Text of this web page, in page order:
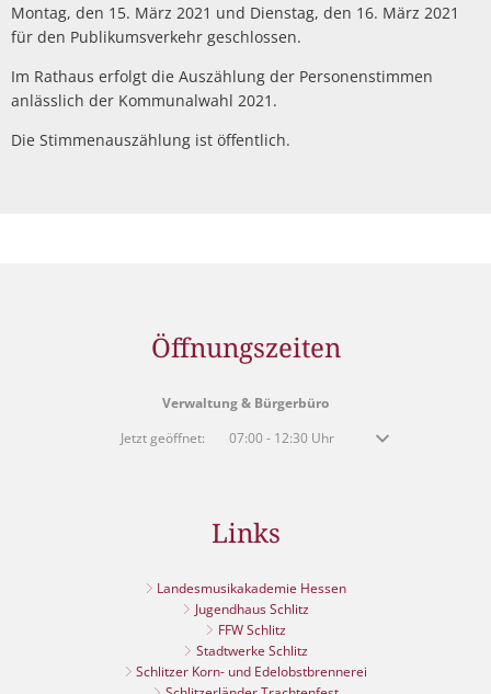
Montag, den 15. März 2021 und Dienstag, den 16. März 2021
für den Publikumsverkehr geschlossen.
Im Rathaus erfolgt die Auszählung der Personenstimmen
anlässlich der Kommunalwahl 2021.
Die Stimmenauszählung ist öffentlich.
Öffnungszeiten
Verwaltung & Bürgerbüro
Klicken, um weitere Öffnungs- oder Schließzeiten auszublenden
Jetzt geöffnet: 07:00- 12:30Uhr Von 07:00 bis 12:30
Links
Landesmusikakademie Hessen
Jugendhaus Schlitz
FFW Schlitz
Stadtwerke Schlitz
Schlitzer Korn- und Edelobstbrennerei